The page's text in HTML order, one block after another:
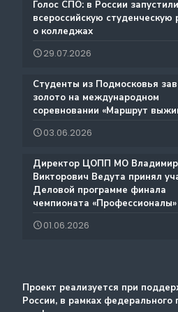
Международная деятельность
Региональный проект по
Дополнительные
Методический портал
Документы
Истории Успеха
Благодарности
Фестиваль профессий «Путь
Атлас доступных профессий
интеллектуальными
️Голос СПО: в России
всероссийскую студенческую
о колледжах
29.07.2026
️Студенты из Подмосковья
золото на международном
соревновании «Маршрут
03.06.2026
️Директор ЦОПП МО Владимир
Викторович Ведута принял
Деловой программе финала
чемпионата «Профессионалы»
01.06.2026
Проект реализуется при
России, в рамках федерального